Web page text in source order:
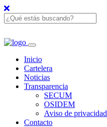
Inicio
Cartelera
Noticias
Transparencia
SECUM
OSIDEM
Aviso de privacidad
Contacto